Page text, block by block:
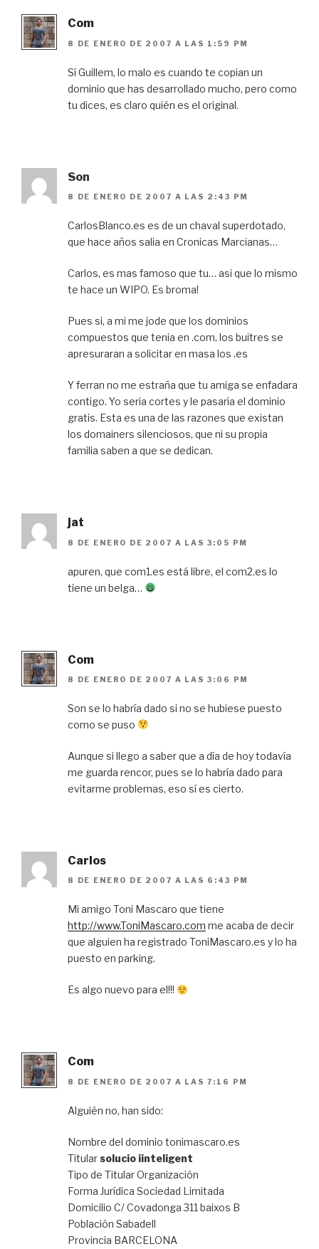
Com
8 DE ENERO DE 2007 A LAS 1:59 PM
Sí Guillem, lo malo es cuando te copian un
dominio que has desarrollado mucho, pero como
tu dices, es claro quién es el original.
Son
8 DE ENERO DE 2007 A LAS 2:43 PM
CarlosBlanco.es es de un chaval superdotado,
que hace años salia en Cronicas Marcianas…
Carlos, es mas famoso que tu… asi que lo mismo
te hace un WIPO. Es broma!
Pues si, a mi me jode que los dominios
compuestos que tenia en .com, los buitres se
apresuraran a solicitar en masa los .es
Y ferran no me estraña que tu amiga se enfadara
contigo. Yo seria cortes y le pasaria el dominio
gratis. Esta es una de las razones que existan
los domainers silenciosos, que ni su propia
familia saben a que se dedican.
jat
8 DE ENERO DE 2007 A LAS 3:05 PM
apuren, que com1.es está libre, el com2.es lo
tiene un belga…
Com
8 DE ENERO DE 2007 A LAS 3:06 PM
Son se lo habría dado si no se hubiese puesto
como se puso
Aunque si llego a saber que a día de hoy todavía
me guarda rencor, pues se lo habría dado para
evitarme problemas, eso sí es cierto.
Carlos
8 DE ENERO DE 2007 A LAS 6:43 PM
Mi amigo Toni Mascaro que tiene
http://www.ToniMascaro.com me acaba de decir
que alguien ha registrado ToniMascaro.es y lo ha
puesto en parking.
Es algo nuevo para el!!!
Com
8 DE ENERO DE 2007 A LAS 7:16 PM
Alguién no, han sido:
Nombre del dominio tonimascaro.es
Titularsolucio iinteligent
Tipo de Titular Organización
Forma Jurídica Sociedad Limitada
Domicilio C/ Covadonga 311 baixos B
Población Sabadell
Provincia BARCELONA